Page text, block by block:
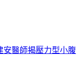
安醫師揭壓力型小腹